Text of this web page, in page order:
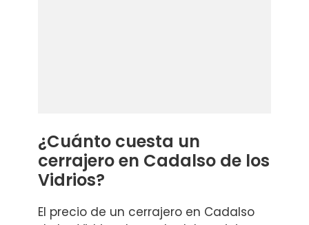
¿Cuánto cuesta un
cerrajero en Cadalso de los
Vidrios?
El precio de un cerrajero en Cadalso